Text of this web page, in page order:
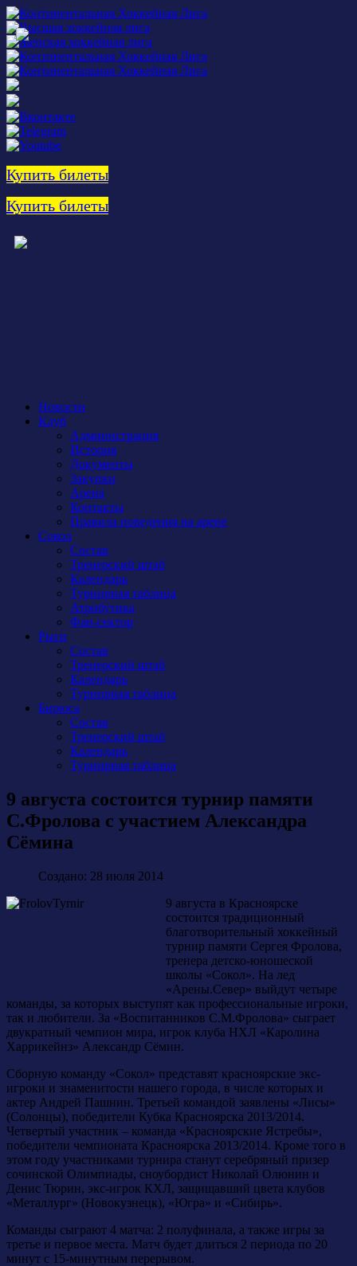
Купить билеты
Купить билеты
Новости
Клуб
Администрация
История
Документы
Закупки
Арена
Контакты
Правила поведения на арене
Сокол
Состав
Тренерский штаб
Календарь
Турнирная таблица
Атрибутика
Фан-сектор
Рыси
Состав
Тренерский штаб
Календарь
Турнирная таблица
Бирюса
Состав
Тренерский штаб
Календарь
Турнирная таблица
9 августа состоится турнир памяти
С.Фролова с участием Александра
Сёмина
Создано: 28 июля 2014
9 августа в Красноярске
состоится традиционный
благотворительный хоккейный
турнир памяти Сергея Фролова,
тренера детско-юношеской
школы «Сокол». На лед
«Арены.Север» выйдут четыре
команды, за которых выступят как профессиональные игроки,
так и любители. За «Воспитанников С.М.Фролова» сыграет
двукратный чемпион мира, игрок клуба НХЛ «Каролина
Харрикейнз» Александр Сёмин.
Сборную команду «Сокол» представят красноярские экс-
игроки и знаменитости нашего города, в числе которых и
актер Андрей Пашнин. Третьей командой заявлены «Лисы»
(Солонцы), победители Кубка Красноярска 2013/2014.
Четвертый участник – команда «Красноярские Ястребы»,
победители чемпионата Красноярска 2013/2014. Кроме того в
этом году участниками турнира станут серебряный призер
сочинской Олимпиады, сноубордист Николай Олюнин и
Денис Тюрин, экс-игрок КХЛ, защищавший цвета клубов
«Металлург» (Новокузнецк), «Югра» и «Сибирь».
Команды сыграют 4 матча: 2 полуфинала, а также игры за
третье и первое места. Матч будет длиться 2 периода по 20
минут с 15-минутным перерывом.